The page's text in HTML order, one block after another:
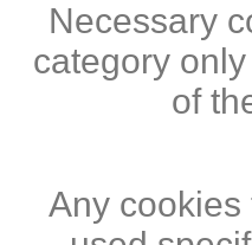
Necessary
category
of
Any